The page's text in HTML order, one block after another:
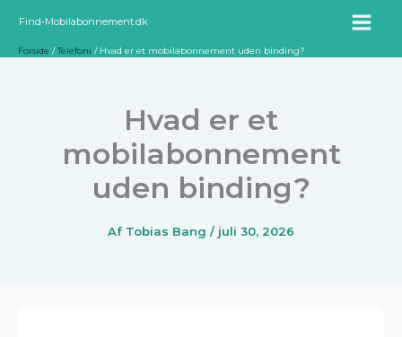
indholdet
Find-Mobilabonnement.dk
Forside Telefoni Hvad er et mobilabonnement uden binding?
Hvad er et
mobilabonnement
uden binding?
Af Tobias Bang / juli 30, 2026